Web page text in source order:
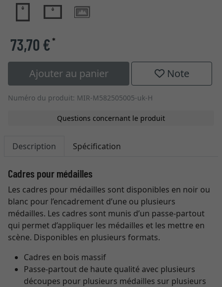
73,70 €*
Ajouter au panier Note
Numéro du produit: MIR-M582505005-uk-H
Questions concernant le produit
Description Spécification
Cadres pour médailles
Les cadres pour médailles sont disponibles en noir ou
blanc pour l’encadrement d’une ou plusieurs
médailles. Les cadres sont munis d’un passe-partout
qui permet d’appliquer les médailles et les mettre en
scène. Disponibles en plusieurs formats.
Cadres en bois massif
Passe-partout de haute qualité avec plusieurs
découpes pour plusieurs médailles sur plusieurs